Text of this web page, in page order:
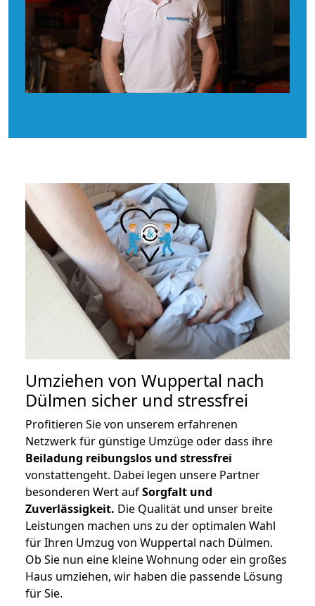
Umziehen von Wuppertal nach
Dülmen sicher und stressfrei
Profitieren Sie von unserem erfahrenen
Netzwerk für günstige Umzüge oder dass ihre
Beiladung reibungslos und stressfrei
vonstattengeht. Dabei legen unsere Partner
besonderen Wert aufSorgfalt und
Zuverlässigkeit. Die Qualität und unser breite
Leistungen machen uns zu der optimalen Wahl
für Ihren Umzug von Wuppertal nach Dülmen.
Ob Sie nun eine kleine Wohnung oder ein großes
Haus umziehen, wir haben die passende Lösung
für Sie.